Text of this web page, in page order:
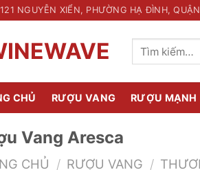
NGUYỄN XIỂN, PHƯỜNG HẠ ĐÌNH,
Tìm
kiếm:
CHỦ RƯỢU VANG RƯỢU MẠNH
Vang Aresca
CHỦ / RƯỢU VANG /